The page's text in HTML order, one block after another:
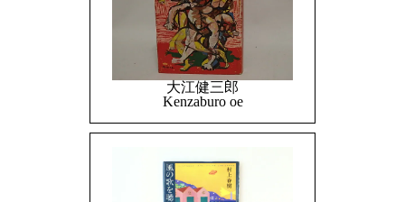
大江健三郎
Kenzaburo oe